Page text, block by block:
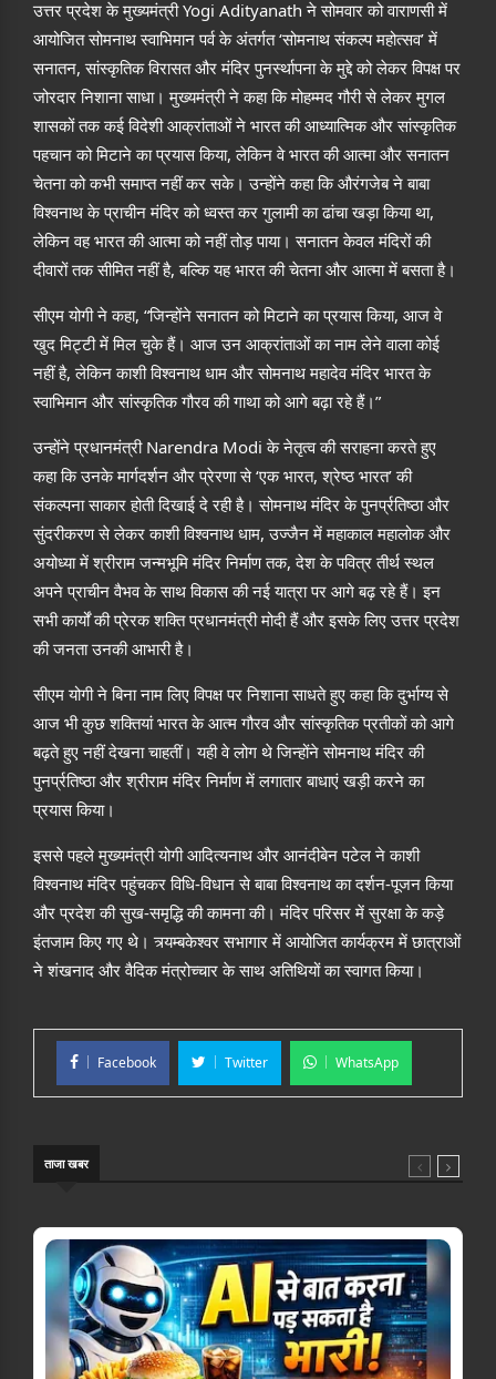
उत्तर प्रदेश के मुख्यमंत्रीYogi Adityanath ने सोमवार को वाराणसी में
आयोजित सोमनाथ स्वाभिमान पर्व के अंतर्गत ‘सोमनाथ संकल्प महोत्सव’ में
सनातन, सांस्कृतिक विरासत और मंदिर पुनर्स्थापना के मुद्दे को लेकर विपक्ष पर
जोरदार निशाना साधा। मुख्यमंत्री ने कहा कि मोहम्मद गौरी से लेकर मुगल
शासकों तक कई विदेशी आक्रांताओं ने भारत की आध्यात्मिक और सांस्कृतिक
पहचान को मिटाने का प्रयास किया, लेकिन वे भारत की आत्मा और सनातन
चेतना को कभी समाप्त नहीं कर सके। उन्होंने कहा कि औरंगजेब ने बाबा
विश्वनाथ के प्राचीन मंदिर को ध्वस्त कर गुलामी का ढांचा खड़ा किया था,
लेकिन वह भारत की आत्मा को नहीं तोड़ पाया। सनातन केवल मंदिरों की
दीवारों तक सीमित नहीं है, बल्कि यह भारत की चेतना और आत्मा में बसता है।
सीएम योगी ने कहा, “जिन्होंने सनातन को मिटाने का प्रयास किया, आज वे
खुद मिट्टी में मिल चुके हैं। आज उन आक्रांताओं का नाम लेने वाला कोई
नहीं है, लेकिन काशी विश्वनाथ धाम और सोमनाथ महादेव मंदिर भारत के
स्वाभिमान और सांस्कृतिक गौरव की गाथा को आगे बढ़ा रहे हैं।”
उन्होंने प्रधानमंत्री Narendra Modi के नेतृत्व की सराहना करते हुए
कहा कि उनके मार्गदर्शन और प्रेरणा से ‘एक भारत, श्रेष्ठ भारत’ की
संकल्पना साकार होती दिखाई दे रही है। सोमनाथ मंदिर के पुनर्प्रतिष्ठा और
सुंदरीकरण से लेकर काशी विश्वनाथ धाम, उज्जैन में महाकाल महालोक और
अयोध्या में श्रीराम जन्मभूमि मंदिर निर्माण तक, देश के पवित्र तीर्थ स्थल
अपने प्राचीन वैभव के साथ विकास की नई यात्रा पर आगे बढ़ रहे हैं। इन
सभी कार्यों की प्रेरक शक्ति प्रधानमंत्री मोदी हैं और इसके लिए उत्तर प्रदेश
की जनता उनकी आभारी है।
सीएम योगी ने बिना नाम लिए विपक्ष पर निशाना साधते हुए कहा कि दुर्भाग्य से
आज भी कुछ शक्तियां भारत के आत्म गौरव और सांस्कृतिक प्रतीकों को आगे
बढ़ते हुए नहीं देखना चाहतीं। यही वे लोग थे जिन्होंने सोमनाथ मंदिर की
पुनर्प्रतिष्ठा और श्रीराम मंदिर निर्माण में लगातार बाधाएं खड़ी करने का
प्रयास किया।
इससे पहले मुख्यमंत्री योगी आदित्यनाथ और आनंदीबेन पटेल ने काशी
विश्वनाथ मंदिर पहुंचकर विधि-विधान से बाबा विश्वनाथ का दर्शन-पूजन किया
और प्रदेश की सुख-समृद्धि की कामना की। मंदिर परिसर में सुरक्षा के कड़े
इंतजाम किए गए थे। त्र्यम्बकेश्वर सभागार में आयोजित कार्यक्रम में छात्राओं
ने शंखनाद और वैदिक मंत्रोच्चार के साथ अतिथियों का स्वागत किया।
Facebook Twitter WhatsApp
ताजा खबर